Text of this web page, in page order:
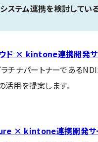
システム連携を検討してい
ド × kintone連携開発サ
チナパートナーである
用を提案します。
× kintone連携開発サ